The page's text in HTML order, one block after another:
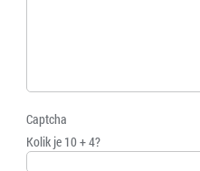
Captcha
Kolik je 10 + 4?